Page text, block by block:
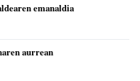
emanaldia
aurrean